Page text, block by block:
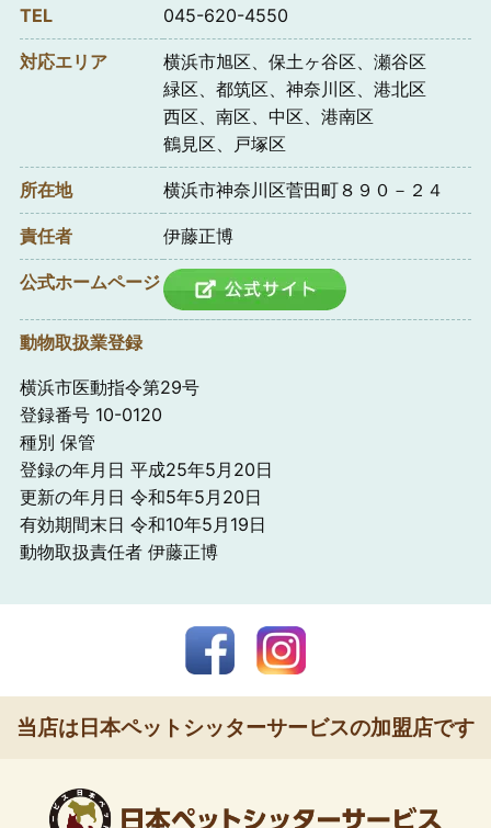
TEL 045-620-4550
対応エリア
横浜市旭区、保土ヶ谷区、瀬谷区
緑区、都筑区、神奈川区、港北区
西区、南区、中区、港南区
鶴見区、戸塚区
所在地 横浜市神奈川区菅田町８９０－２４
責任者 伊藤正博
公式ホームページ
動物取扱業登録
横浜市医動指令第29号
登録番号 10-0120
種別 保管
登録の年月日 平成25年5月20日
更新の年月日 令和5年5月20日
有効期間末日 令和10年5月19日
動物取扱責任者 伊藤正博
当店は日本ペットシッターサービスの加盟店です